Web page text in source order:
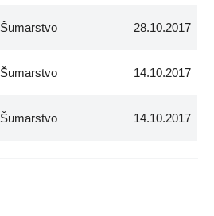
Šumarstvo 28.10.2017
Šumarstvo 14.10.2017
Šumarstvo 14.10.2017